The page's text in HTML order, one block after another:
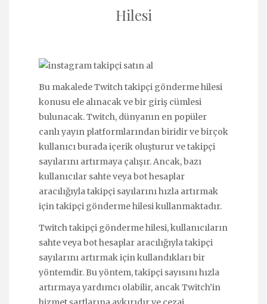
Hilesi
Bu makalede Twitch takipçi gönderme hilesi
konusu ele alınacak ve bir giriş cümlesi
bulunacak. Twitch, dünyanın en popüler
canlı yayın platformlarından biridir ve birçok
kullanıcı burada içerik oluşturur ve takipçi
sayılarını artırmaya çalışır. Ancak, bazı
kullanıcılar sahte veya bot hesaplar
aracılığıyla takipçi sayılarını hızla artırmak
için takipçi gönderme hilesi kullanmaktadır.
Twitch takipçi gönderme hilesi, kullanıcıların
sahte veya bot hesaplar aracılığıyla takipçi
sayılarını artırmak için kullandıkları bir
yöntemdir. Bu yöntem, takipçi sayısını hızla
artırmaya yardımcı olabilir, ancak Twitch’in